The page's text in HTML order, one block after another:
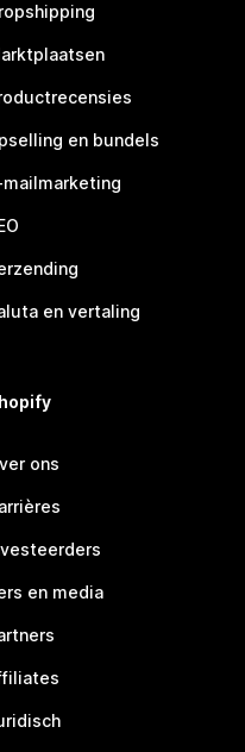
en bundels
mailmarketing
en vertaling
ons
en media